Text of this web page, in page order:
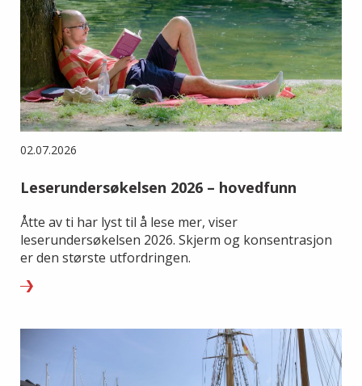
02.07.2026
Leserundersøkelsen 2026 – hovedfunn
Åtte av ti har lyst til å lese mer, viser
leserundersøkelsen 2026. Skjerm og konsentrasjon
er den største utfordringen.